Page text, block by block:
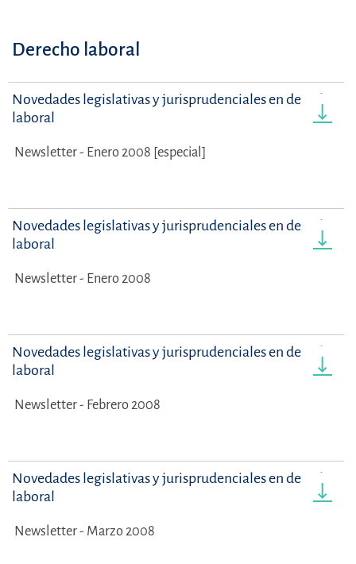
Derecho laboral
Novedades legislativas y jurisprudenciales en derecho
laboral
Newsletter - Enero 2008 [especial]
Novedades legislativas y jurisprudenciales en derecho
laboral
Newsletter - Enero 2008
Novedades legislativas y jurisprudenciales en derecho
laboral
Newsletter - Febrero 2008
Novedades legislativas y jurisprudenciales en derecho
laboral
Newsletter - Marzo 2008